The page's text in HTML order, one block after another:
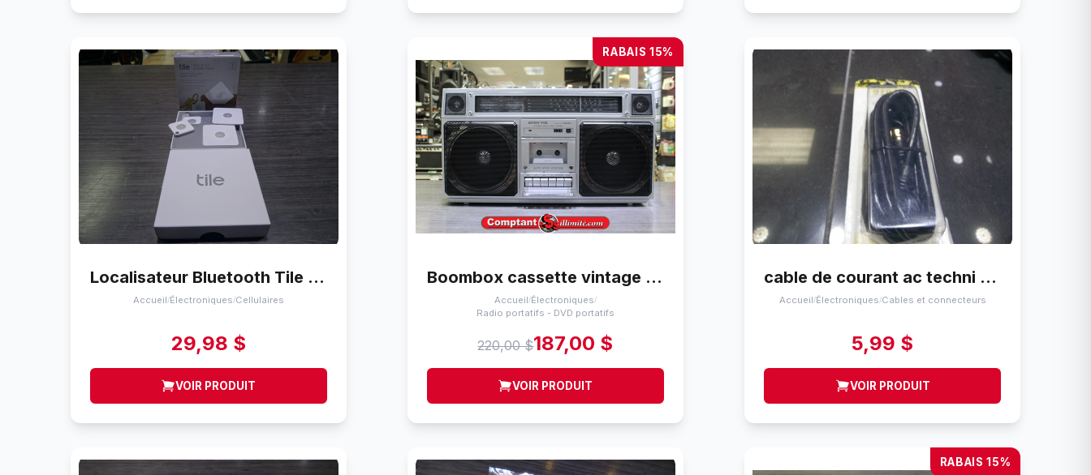
Localisateur Bluetooth Tile mate + slim combo 4 pack
Accueil/Électroniques/Cellulaires
29,98 $
VOIR PRODUIT
RABAIS 15%
Boombox cassette vintage (voir note) sunny vox , 5200
Accueil/Électroniques/
Radio portatifs - DVD portatifs
220,00 $187,00 $
VOIR PRODUIT
cable de courant ac techni contact VC-01
Accueil/Électroniques/Cables et connecteurs
5,99 $
VOIR PRODUIT
RABAIS 15%